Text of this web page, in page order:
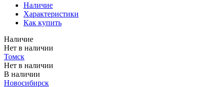
Наличие
Характеристики
Как купить
Наличие
Нет в наличии
Томск
Нет в наличии
В наличии
Новосибирск